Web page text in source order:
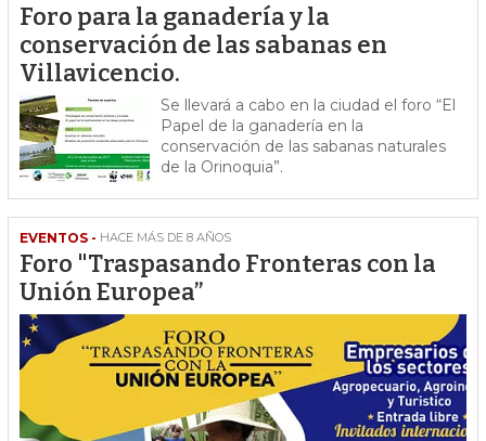
Foro para la ganadería y la
conservación de las sabanas en
Villavicencio.
Se llevará a cabo en la ciudad el foro “El
Papel de la ganadería en la
conservación de las sabanas naturales
de la Orinoquia”.
EVENTOS - HACE MÁS DE 8 AÑOS
Foro "Traspasando Fronteras con la
Unión Europea”